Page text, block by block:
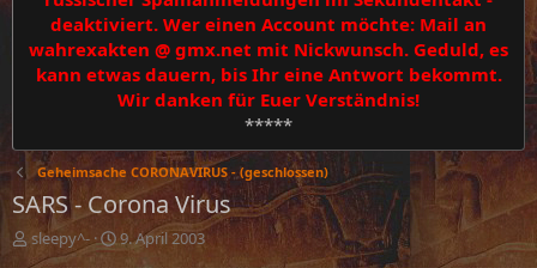
deaktiviert. Wer einen Account möchte: Mail an
wahrexakten @ gmx.net mit Nickwunsch. Geduld, es
kann etwas dauern, bis Ihr eine Antwort bekommt.
Wir danken für Euer Verständnis!
*****
Geheimsache CORONAVIRUS - (geschlossen)
SARS - Corona Virus
E
sleepy^-
E
9. April 2003